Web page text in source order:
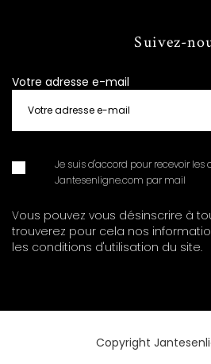
Suivez-
Votre adresse e-mail
Je suis d'accord pour recevoir les
Jantesenligne.com par mail
Vous pouvez vous désinscrire à
trouverez pour cela nos
les conditions d'utilisation du site.
Copyright